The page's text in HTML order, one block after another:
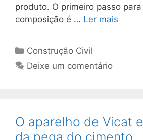
produto. O primeiro passo
composição é … Ler mais
Construção Civil
Deixe um comentário
O aparelho de Vicat